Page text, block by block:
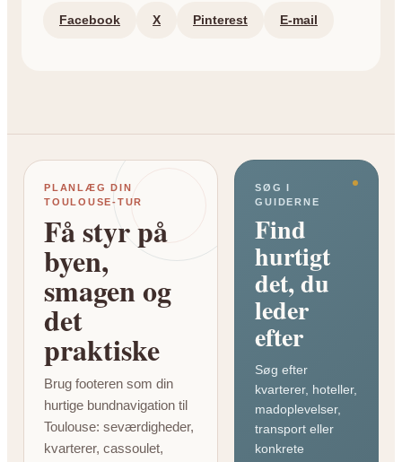
Facebook X Pinterest E-mail
PLANLÆG DIN
TOULOUSE-TUR
Få styr på
byen,
smagen og
det
praktiske
Brug footeren som din
hurtige bundnavigation til
Toulouse: seværdigheder,
kvarterer, cassoulet,
SØG I
GUIDERNE
Find
hurtigt
det, du
leder
efter
Søg efter
kvarterer, hoteller,
madoplevelser,
transport eller
konkrete